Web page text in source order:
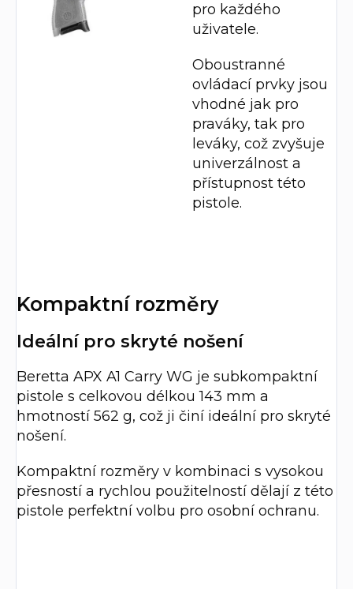
pro každého
uživatele.
Oboustranné
ovládací prvky jsou
vhodné jak pro
praváky, tak pro
leváky, což zvyšuje
univerzálnost a
přístupnost této
pistole.
Kompaktní rozměry
Ideální pro skryté nošení
Beretta APX A1 Carry WG je subkompaktní
pistole s celkovou délkou 143 mm a
hmotností 562 g, což ji činí ideální pro skryté
nošení.
Kompaktní rozměry v kombinaci s vysokou
přesností a rychlou použitelností dělají z této
pistole perfektní volbu pro osobní ochranu.